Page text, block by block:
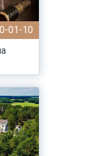
01-10